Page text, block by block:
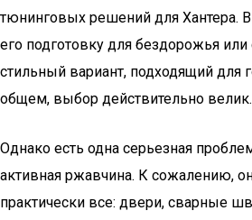
тюнинговых решений для Хантера.
его подготовку для бездорожья или
стильный вариант, подходящий для
общем, выбор действительно велик.
Однако есть одна серьезная
активная ржавчина. К сожалению,
практически все: двери, сварные